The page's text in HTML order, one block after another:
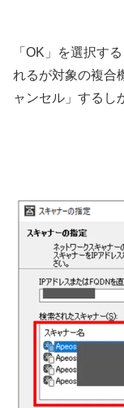
「OK」を選択す
れるが対象の複合
ャンセル」するし